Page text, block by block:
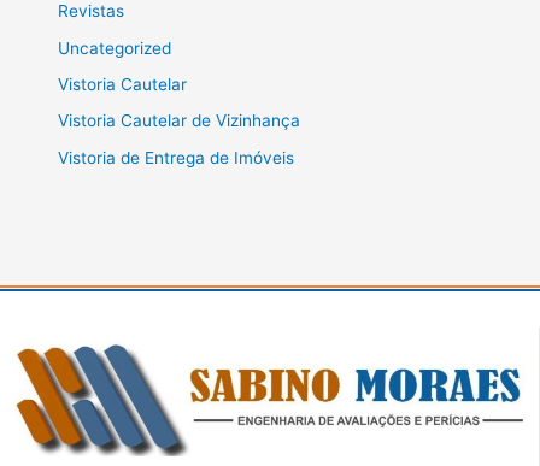
Revistas
Uncategorized
Vistoria Cautelar
Vistoria Cautelar de Vizinhança
Vistoria de Entrega de Imóveis